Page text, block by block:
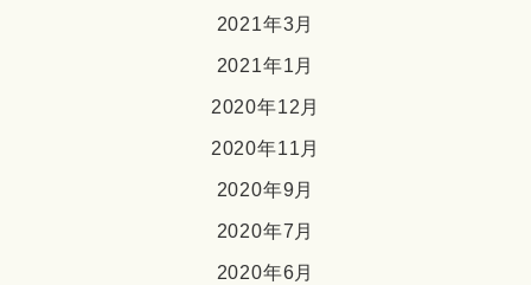
2021年3月
2021年1月
2020年12月
2020年11月
2020年9月
2020年7月
2020年6月